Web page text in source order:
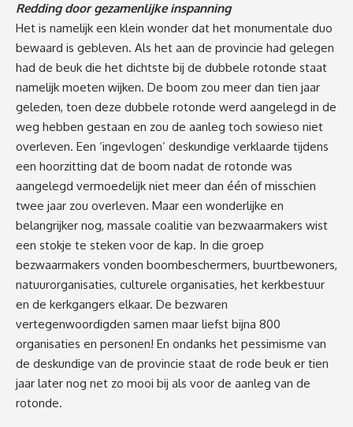
Redding door gezamenlijke inspanning
Het is namelijk een klein wonder dat het monumentale duo
bewaard is gebleven. Als het aan de provincie had gelegen
had de beuk die het dichtste bij de dubbele rotonde staat
namelijk moeten wijken. De boom zou meer dan tien jaar
geleden, toen deze dubbele rotonde werd aangelegd in de
weg hebben gestaan en zou de aanleg toch sowieso niet
overleven. Een ‘ingevlogen’ deskundige verklaarde tijdens
een hoorzitting dat de boom nadat de rotonde was
aangelegd vermoedelijk niet meer dan één of misschien
twee jaar zou overleven. Maar een wonderlijke en
belangrijker nog, massale coalitie van bezwaarmakers wist
een stokje te steken voor de kap. In die groep
bezwaarmakers vonden boombeschermers, buurtbewoners,
natuurorganisaties, culturele organisaties, het kerkbestuur
en de kerkgangers elkaar. De bezwaren
vertegenwoordigden samen maar liefst bijna 800
organisaties en personen! En ondanks het pessimisme van
de deskundige van de provincie staat de rode beuk er tien
jaar later nog net zo mooi bij als voor de aanleg van de
rotonde.